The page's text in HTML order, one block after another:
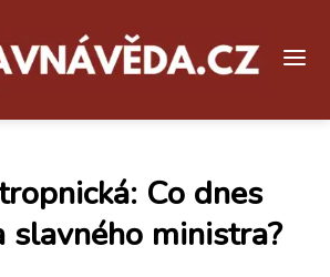
Co dnes
slavného ministra?